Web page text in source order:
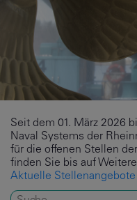
Seit dem 01. März 2026
Naval Systems der
für die offenen Stellen
finden Sie bis auf
Aktuelle Stellenangebote